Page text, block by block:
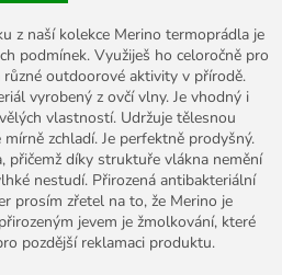
z naší kolekce Merino termoprádla je
podmínek. Využiješ ho celoročně pro
různé outdoorové aktivity v přírodě.
vyrobený z ovčí vlny. Je vhodný i
vlastností. Udržuje tělesnou
zchladí. Je perfektně prodyšný.
přičemž díky struktuře vlákna nemění
nestudí. Přirozená antibakteriální
prosím zřetel na to, že Merino je
jevem je žmolkování, které
pozdější reklamaci produktu.